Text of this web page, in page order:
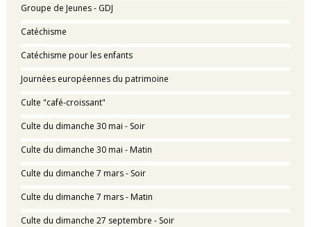
Groupe de Jeunes - GDJ
Catéchisme
Catéchisme pour les enfants
Journées européennes du patrimoine
Culte "café-croissant"
Culte du dimanche 30 mai - Soir
Culte du dimanche 30 mai - Matin
Culte du dimanche 7 mars - Soir
Culte du dimanche 7 mars - Matin
Culte du dimanche 27 septembre - Soir